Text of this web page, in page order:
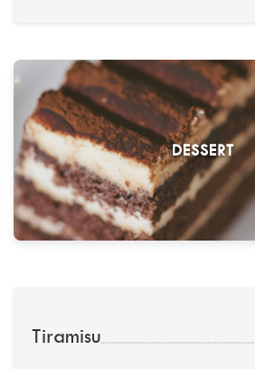
DESSERT
Tiramisu